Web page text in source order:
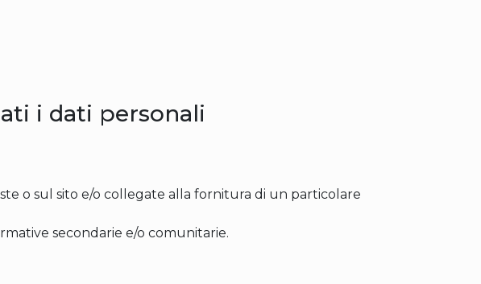
i dati personali
o sul sito e/o collegate alla fornitura di un particolare
secondarie e/o comunitarie.